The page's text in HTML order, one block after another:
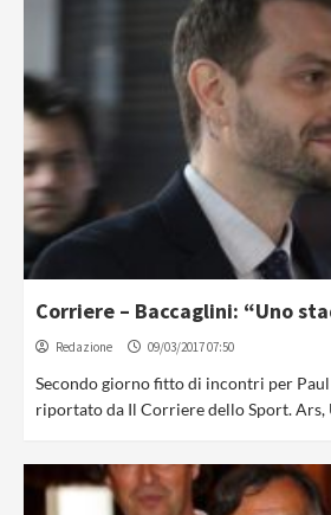
Corriere – Baccaglini: “Uno
Redazione 09/03/2017 07:50
Secondo giorno fitto di incontri per
riportato da Il Corriere dello Sport. Ars,